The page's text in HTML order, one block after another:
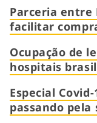
Parceria entre
facilitar
Ocupação de
hospitais
Especial
passando pela